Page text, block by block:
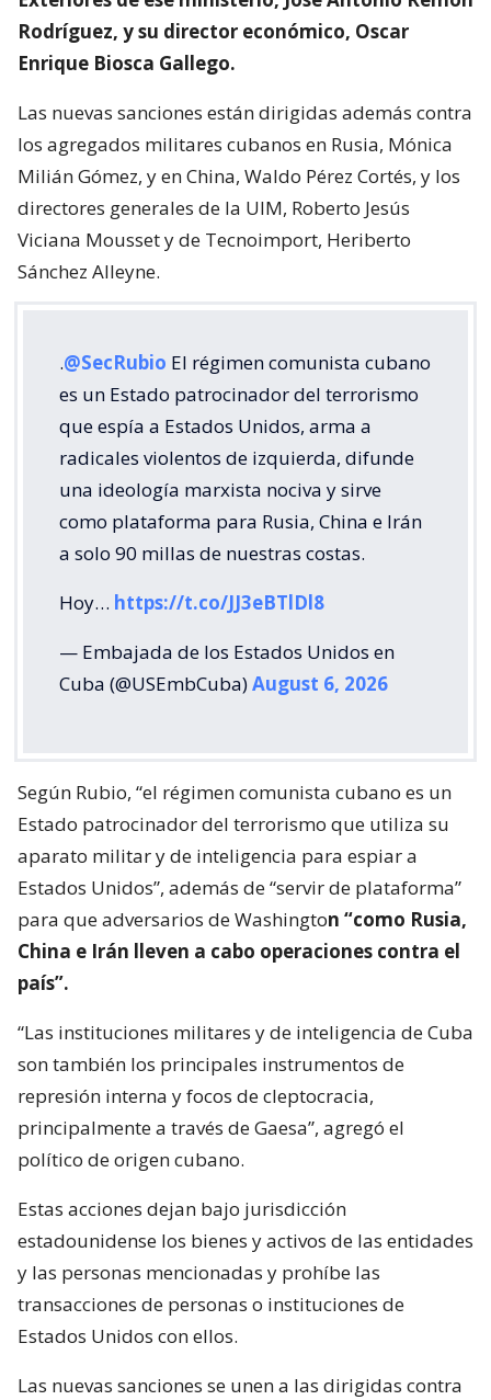
Rodríguez, y su director económico, Oscar
Enrique Biosca Gallego.
Las nuevas sanciones están dirigidas además contra
los agregados militares cubanos en Rusia, Mónica
Milián Gómez, y en China, Waldo Pérez Cortés, y los
directores generales de la UIM, Roberto Jesús
Viciana Mousset y de Tecnoimport, Heriberto
Sánchez Alleyne.
.@SecRubio El régimen comunista cubano
es un Estado patrocinador del terrorismo
que espía a Estados Unidos, arma a
radicales violentos de izquierda, difunde
una ideología marxista nociva y sirve
como plataforma para Rusia, China e Irán
a solo 90 millas de nuestras costas.
Hoy… https://t.co/JJ3eBTlDl8
— Embajada de los Estados Unidos en
Cuba (@USEmbCuba)August 6, 2026
Según Rubio, “el régimen comunista cubano es un
Estado patrocinador del terrorismo que utiliza su
aparato militar y de inteligencia para espiar a
Estados Unidos”, además de “servir de plataforma”
para que adversarios de Washington “como Rusia,
China e Irán lleven a cabo operaciones contra el
país”.
“Las instituciones militares y de inteligencia de Cuba
son también los principales instrumentos de
represión interna y focos de cleptocracia,
principalmente a través de Gaesa”, agregó el
político de origen cubano.
Estas acciones dejan bajo jurisdicción
estadounidense los bienes y activos de las entidades
y las personas mencionadas y prohíbe las
transacciones de personas o instituciones de
Estados Unidos con ellos.
Las nuevas sanciones se unen a las dirigidas contra